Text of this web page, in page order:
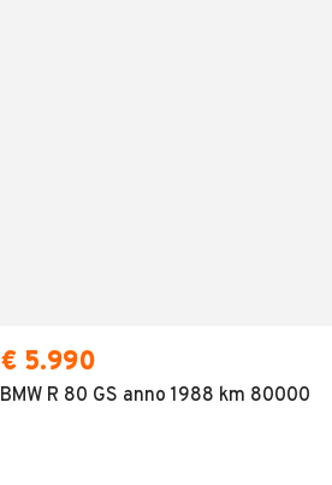
€ 5.990
BMW R 80 GS anno 1988 km 80000